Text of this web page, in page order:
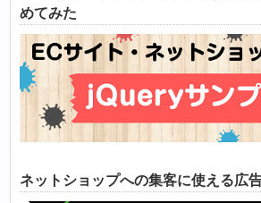
めてみた
ネットショップへの集客に使える広